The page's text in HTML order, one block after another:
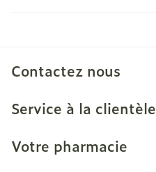
Contactez nous
Service à la clientèle
Votre pharmacie